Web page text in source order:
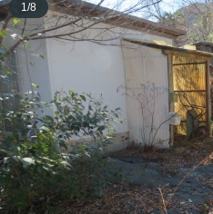
1/8